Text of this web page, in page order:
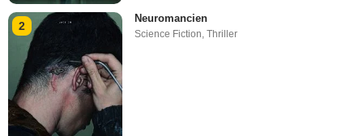
2
Neuromancien
Science Fiction,Thriller